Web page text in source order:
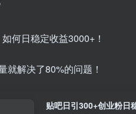
何日稳定收益3000+！
就解决了80%的问题！
贴吧日引300+创业粉日